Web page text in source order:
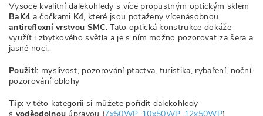
Vysoce kvalitní dalekohledy s více propustným optickým sklem
BaK4 a čočkami K4, které jsou potaženy vícenásobnou
antireflexní vrstvou SMC. Tato optická konstrukce dokáže
využít i zbytkového světla a je s ním možno pozorovat za šera a
jasné noci.
Použití: myslivost, pozorování ptactva, turistika, rybaření, noční
pozorování oblohy
Tip: v této kategorii si můžete pořídit dalekohledy